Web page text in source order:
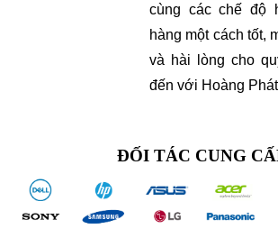
cùng các chế độ
hàng một cách tốt,
và hài lòng cho
đến với Hoàng
ĐỐI TÁC CUNG